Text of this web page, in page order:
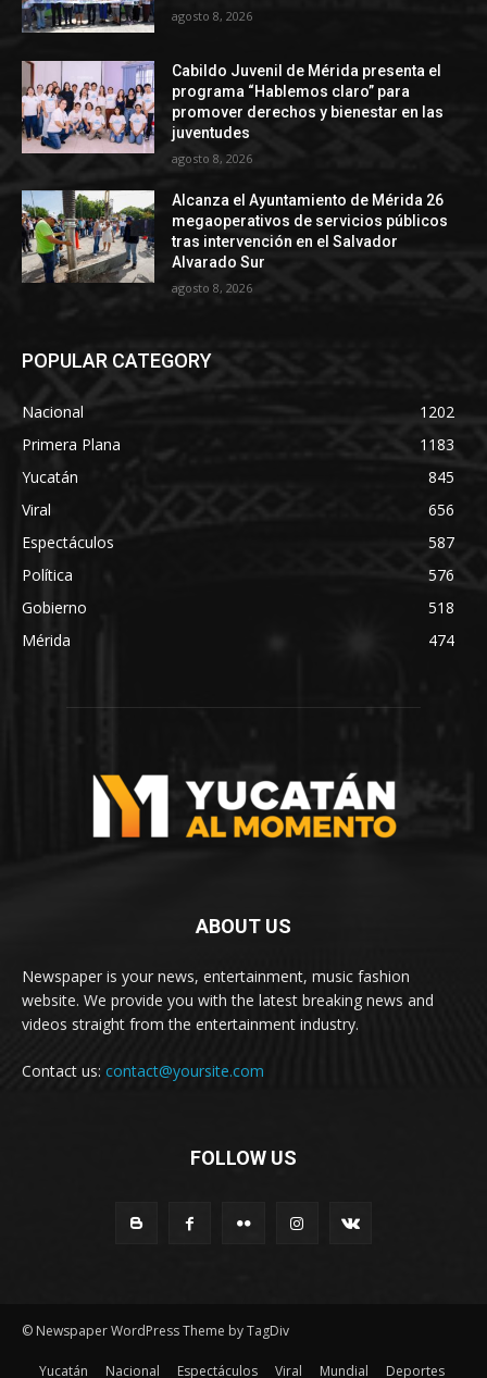
agosto 8, 2026
Cabildo Juvenil de Mérida presenta el
programa “Hablemos claro” para
promover derechos y bienestar en las
juventudes
agosto 8, 2026
Alcanza el Ayuntamiento de Mérida 26
megaoperativos de servicios públicos
tras intervención en el Salvador
Alvarado Sur
agosto 8, 2026
POPULAR CATEGORY
Nacional
1202
Primera Plana
1183
Yucatán
845
Viral
656
Espectáculos
587
Política
576
Gobierno
518
Mérida
474
ABOUT US
Newspaper is your news, entertainment, music fashion
website. We provide you with the latest breaking news and
videos straight from the entertainment industry.
Contact us: contact@yoursite.com
FOLLOW US
© Newspaper WordPress Theme by TagDiv
Yucatán Nacional Espectáculos Viral Mundial Deportes